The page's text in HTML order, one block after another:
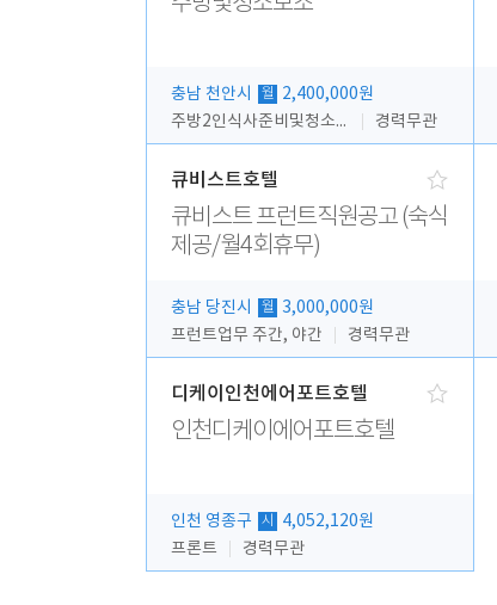
충남 천안시 월
2,400,000원
주방2인식사준비및청소린렌보조
경력무관
큐비스트호텔
큐비스트 프런트직원공고 (숙식
제공/월4회휴무)
충남 당진시 월
3,000,000원
프런트업무 주간, 야간
경력무관
디케이인천에어포트호텔
인천디케이에어포트호텔
인천 영종구 시
4,052,120원
프론트
경력무관